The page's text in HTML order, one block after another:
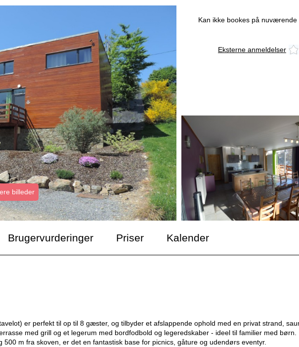
billeder
Kan ikke bookes på nuværende
Eksterne anmeldelser
Brugervurderinger Priser Kalender
er perfekt til op til 8 gæster, og tilbyder et afslappende ophold med en privat strand,
med grill og et legerum med bordfodbold og legeredskaber - ideel til familier med børn.
m fra skoven, er det en fantastisk base for picnics, gåture og udendørs eventyr.